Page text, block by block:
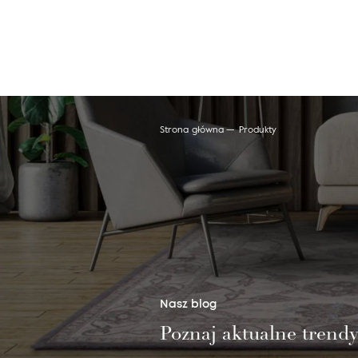
Strona główna Produkty
Nasz blog
Poznaj aktualne trendy
Wyszukaj produkt